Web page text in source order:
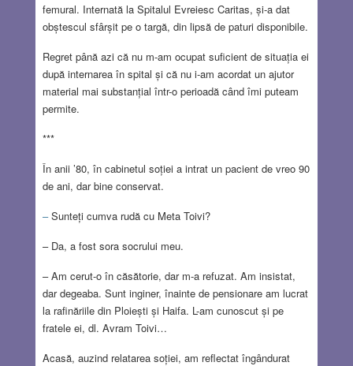
femural. Internată la Spitalul Evreiesc Caritas, și-a dat
obștescul sfârșit pe o targă, din lipsă de paturi disponibile.
Regret până azi că nu m-am ocupat suficient de situația ei
după internarea în spital și că nu i-am acordat un ajutor
material mai substanțial într-o perioadă când îmi puteam
permite.
***
În anii ’80, în cabinetul soției a intrat un pacient de vreo 90
de ani, dar bine conservat.
–Sunteți cumva rudă cu Meta Toivi?
– Da, a fost sora socrului meu.
– Am cerut-o în căsătorie, dar m-a refuzat. Am insistat,
dar degeaba. Sunt inginer, înainte de pensionare am lucrat
la rafinăriile din Ploiești și Haifa. L-am cunoscut și pe
fratele ei, dl. Avram Toivi…
Acasă, auzind relatarea soției, am reflectat îngândurat